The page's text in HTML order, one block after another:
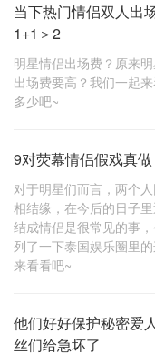
当下热门情侣双人出
1+1＞2
明星情侣出场费？原来
出场费要高？我们一起
多少吧~
9对荧幕情侣假戏真
对于明星们而言，两个
相结缘，在今后的日子
结成情侣是很常见的事
列了一下泰国娱乐圈里
来看看吧~
他们好好保护秘密爱
丝们给急坏了